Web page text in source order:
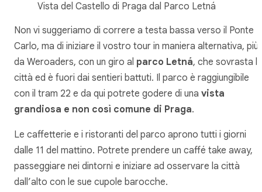
Vista del Castello di Praga dal Parco Letná
Non vi suggeriamo di correre a testa bassa verso il Ponte
Carlo, ma di iniziare il vostro tour in maniera alternativa, più
da Weroaders, con un giro al parco Letná, che sovrasta la
città ed è fuori dai sentieri battuti. Il parco è raggiungibile
con il tram 22 e da qui potrete godere di una vista
grandiosa e non così comune di Praga.
Le caffetterie e i ristoranti del parco aprono tutti i giorni
dalle 11 del mattino. Potrete prendere un caffé take away,
passeggiare nei dintorni e iniziare ad osservare la città
dall’alto con le sue cupole barocche.